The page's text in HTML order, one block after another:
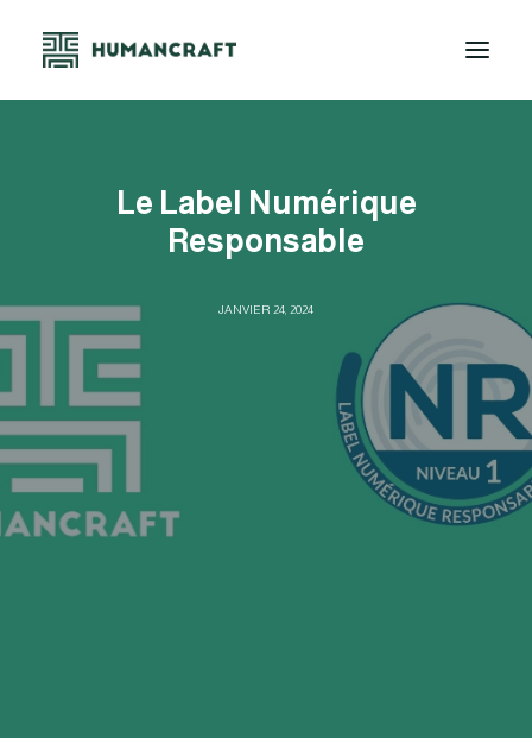
NOS OFFRES
LA PLATEFORME
CONTACT
DEMO
SE CONNECTER
Le Label Numérique
Responsable
JANVIER 24, 2024